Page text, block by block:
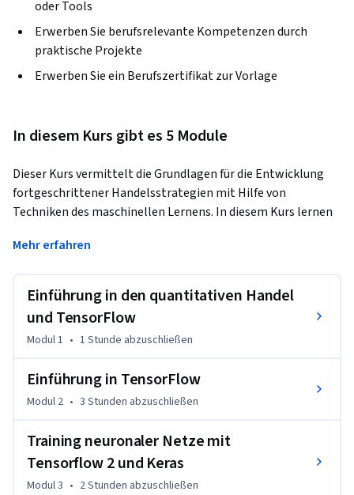
oder Tools
Erwerben Sie berufsrelevante Kompetenzen durch
praktische Projekte
Erwerben Sie ein Berufszertifikat zur Vorlage
In diesem Kurs gibt es 5 Module
Dieser Kurs vermittelt die Grundlagen für die Entwicklung
fortgeschrittener Handelsstrategien mit Hilfe von
Techniken des maschinellen Lernens. In diesem Kurs lernen
komplexen Handelsstrategie gemeinsam sind. Sie werden in
quantitativer Handel, Paarhandel und Momentum-Handel.
Am Ende des Kurses werden Sie in der Lage sein,
grundlegende quantitative Handelsstrategien zu entwerfen,
maschinelle Lernmodelle mit Keras und TensorFlow zu
Paarhandelsstrategien zu erstellen und zu testen sowie ein
momentumbasiertes Handelsmodell zu erstellen und zu
Sie über fortgeschrittene Kenntnisse in der Python-
Programmierung verfügen und mit den einschlägigen
Bibliotheken für maschinelles Lernen wie Scikit-Learn,
Mehr erfahren
Einführung in den quantitativen Handel
und TensorFlow
Modul 1 • 1 Stunde abzuschließen
Einführung in TensorFlow
Modul 2 • 3 Stunden abzuschließen
Training neuronaler Netze mit
Tensorflow 2 und Keras
Modul 3 • 2 Stunden abzuschließen